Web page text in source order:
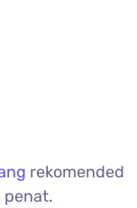
rekomended
penat.